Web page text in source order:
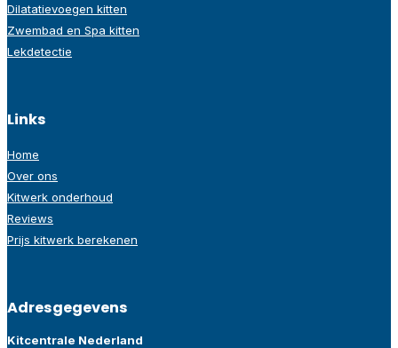
Dilatatievoegen kitten
Zwembad en Spa kitten
Lekdetectie
Links
Home
Over ons
Kitwerk onderhoud
Reviews
Prijs kitwerk berekenen
Adresgegevens
Kitcentrale Nederland